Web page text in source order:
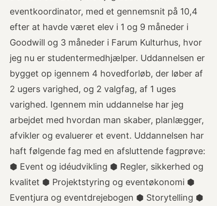
eventkoordinator, med et gennemsnit på 10,4
efter at havde været elev i 1 og 9 måneder i
Goodwill og 3 måneder i Farum Kulturhus, hvor
jeg nu er studentermedhjælper. Uddannelsen er
bygget op igennem 4 hovedforløb, der løber af
2 ugers varighed, og 2 valgfag, af 1 uges
varighed. Igennem min uddannelse har jeg
arbejdet med hvordan man skaber, planlægger,
afvikler og evaluerer et event. Uddannelsen har
haft følgende fag med en afsluttende fagprøve:
⬢ Event og idéudvikling ⬢ Regler, sikkerhed og
kvalitet ⬢ Projektstyring og eventøkonomi ⬢
Eventjura og eventdrejebogen ⬢ Storytelling ⬢